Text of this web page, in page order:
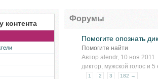
контента
Форумы
Помогите опознать
Помогите найти
Автор alendr, 10 ноя 2011
диктор, мужской голос и 5
1 2 3 182 →